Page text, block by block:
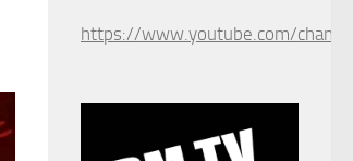
https://www.youtube.com/